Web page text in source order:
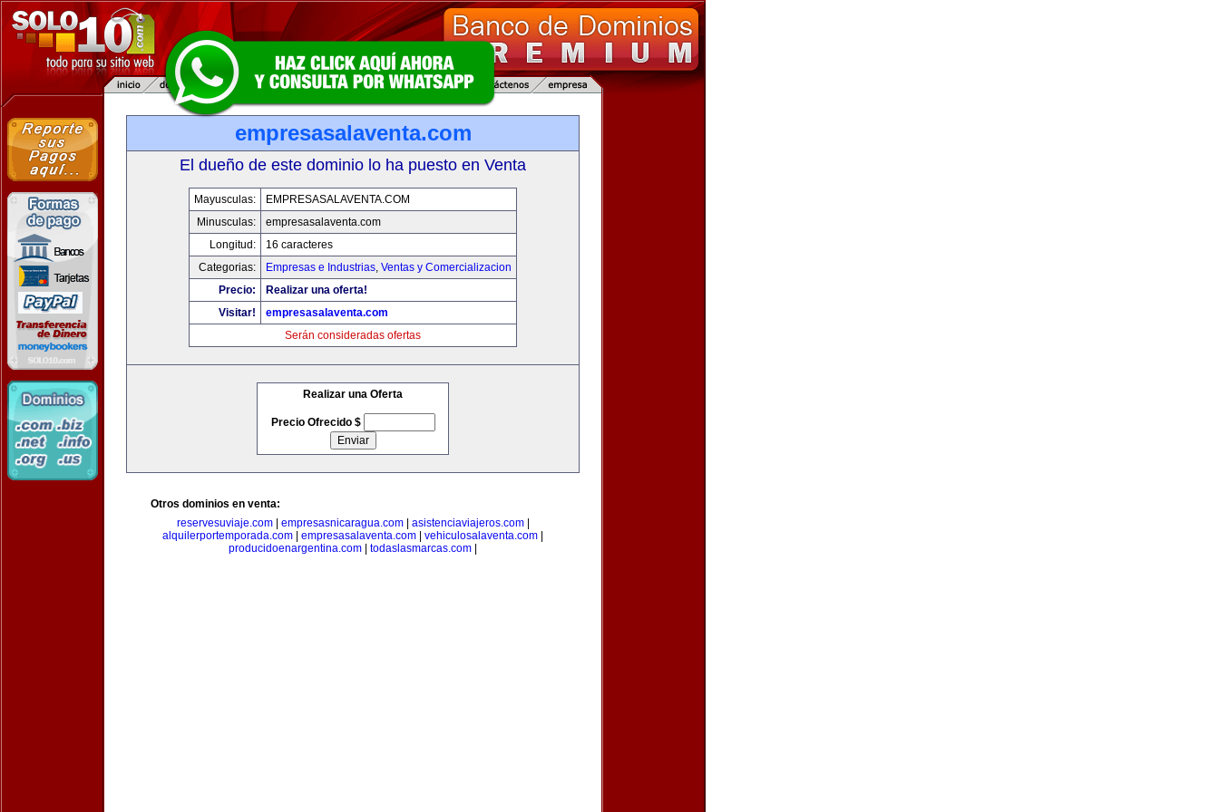
empresasalaventa.com
El dueño de este dominio lo ha puesto en Venta
Mayusculas:
EMPRESASALAVENTA.COM
Minusculas:
empresasalaventa.com
Longitud:
16 caracteres
Categorias:
Empresas e Industrias, Ventas y Comercializacion
Precio:
Realizar una oferta!
Visitar!
empresasalaventa.com
Serán consideradas ofertas
Realizar una Oferta
Precio Ofrecido $
Otros dominios en venta:
reservesuviaje.com| empresasnicaragua.com| asistenciaviajeros.com|
alquilerportemporada.com
empresasalaventa.com vehiculosalaventa.com
producidoenargentina.com
todaslasmarcas.com